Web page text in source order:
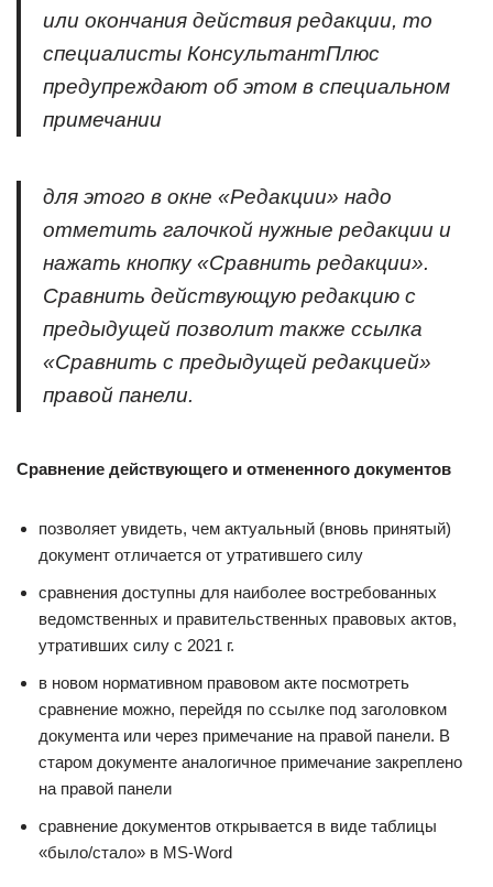
или окончания действия редакции, то
специалисты КонсультантПлюс
предупреждают об этом в специальном
примечании
для этого в окне «Редакции» надо
отметить галочкой нужные редакции и
нажать кнопку «Сравнить редакции».
Сравнить действующую редакцию с
предыдущей позволит также ссылка
«Сравнить с предыдущей редакцией»
правой панели.
Сравнение действующего и отмененного документов
позволяет увидеть, чем актуальный (вновь принятый)
документ отличается от утратившего силу
сравнения доступны для наиболее востребованных
ведомственных и правительственных правовых актов,
утративших силу с 2021 г.
в новом нормативном правовом акте посмотреть
сравнение можно, перейдя по ссылке под заголовком
документа или через примечание на правой панели. В
старом документе аналогичное примечание закреплено
на правой панели
сравнение документов открывается в виде таблицы
«было/стало» в MS-Word